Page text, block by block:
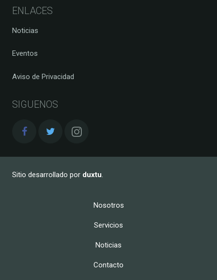
ENLACES
Noticias
Eventos
Aviso de Privacidad
SIGUENOS
Sitio desarrollado por duxtu
Nosotros
Servicios
Noticias
Contacto